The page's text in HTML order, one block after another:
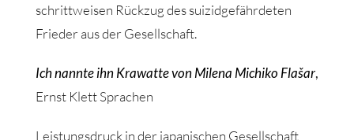
schrittweisen Rückzug des suizidgefährdeten
Frieder aus der Gesellschaft.
Ich nannte ihn Krawatte von Milena Michiko Flašar,
Ernst Klett Sprachen
Leistungsdruck in der japanischen Gesellschaft,